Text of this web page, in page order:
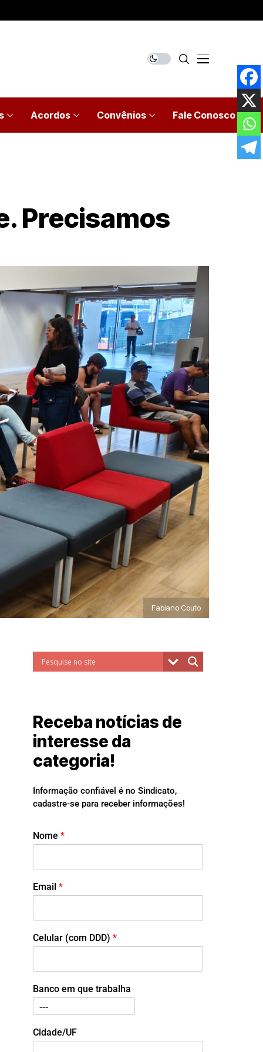
Acordos Convênios Fale Conosco
Precisamos
Fabiano Couto
Receba notícias de
interesse da
categoria!
Informação confiável é no Sindicato,
cadastre-se para receber informações!
Nome *
Email *
Celular (com DDD) *
Banco em que trabalha
Cidade/UF